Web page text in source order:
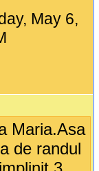
May 6,
Maria.Asa
de randul